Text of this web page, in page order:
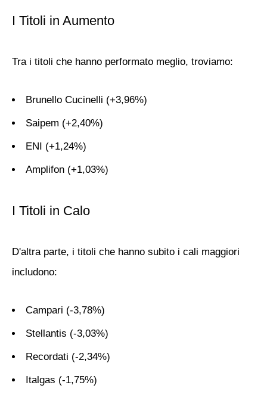
I Titoli in Aumento
Tra i titoli che hanno performato meglio, troviamo:
Brunello Cucinelli (+3,96%)
Saipem (+2,40%)
ENI (+1,24%)
Amplifon (+1,03%)
I Titoli in Calo
D'altra parte, i titoli che hanno subito i cali maggiori
includono:
Campari (-3,78%)
Stellantis (-3,03%)
Recordati (-2,34%)
Italgas (-1,75%)